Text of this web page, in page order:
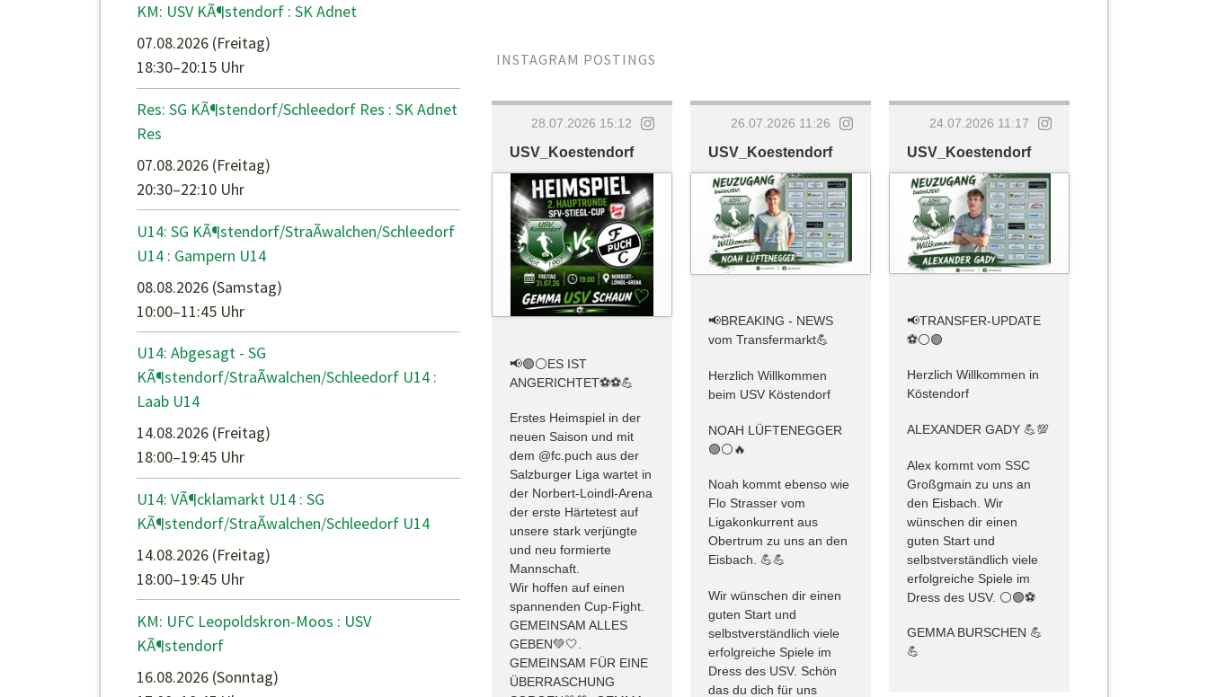
INSTAGRAM POSTINGS
28.07.2026 15:12
USV_Koestendorf
📢🟢⚪️ES IST
ANGERICHTET⚽️⚽️💪
Erstes Heimspiel in der
neuen Saison und mit
dem @fc.puch aus der
Salzburger Liga wartet in
der Norbert-Loindl-Arena
der erste Härtetest auf
unsere stark verjüngte
und neu formierte
Mannschaft.
Wir hoffen auf einen
spannenden Cup-Fight.
GEMEINSAM ALLES
GEBEN💚🤍.
GEMEINSAM FÜR EINE
ÜBERRASCHUNG
26.07.2026 11:26
USV_Koestendorf
📢BREAKING - NEWS
vom Transfermarkt💪
Herzlich Willkommen
beim USV Köstendorf
NOAH LÜFTENEGGER
🟢⚪️🔥
Noah kommt ebenso wie
Flo Strasser vom
Ligakonkurrent aus
Obertrum zu uns an den
Eisbach. 💪💪
Wir wünschen dir einen
guten Start und
selbstverständlich viele
erfolgreiche Spiele im
Dress des USV. Schön
das du dich für uns
24.07.2026 11:17
USV_Koestendorf
📢TRANSFER-UPDATE
⚽️⚪️🟢
Herzlich Willkommen in
Köstendorf
ALEXANDER GADY 💪💯
Alex kommt vom SSC
Großgmain zu uns an
den Eisbach. Wir
wünschen dir einen
guten Start und
selbstverständlich viele
erfolgreiche Spiele im
Dress des USV. ⚪️🟢⚽️
GEMMA BURSCHEN 💪
💪
KM: USV KÃ¶stendorf : SK Adnet
07.08.2026 (Freitag)
18:30–20:15 Uhr
Res: SG KÃ¶stendorf/Schleedorf Res : SK Adnet
Res
07.08.2026 (Freitag)
20:30–22:10 Uhr
U14: SG KÃ¶stendorf/StraÃwalchen/Schleedorf
U14 : Gampern U14
08.08.2026 (Samstag)
10:00–11:45 Uhr
U14: Abgesagt - SG
KÃ¶stendorf/StraÃwalchen/Schleedorf U14 :
Laab U14
14.08.2026 (Freitag)
18:00–19:45 Uhr
U14: VÃ¶cklamarkt U14 : SG
KÃ¶stendorf/StraÃwalchen/Schleedorf U14
14.08.2026 (Freitag)
18:00–19:45 Uhr
KM: UFC Leopoldskron-Moos : USV
KÃ¶stendorf
16.08.2026 (Sonntag)